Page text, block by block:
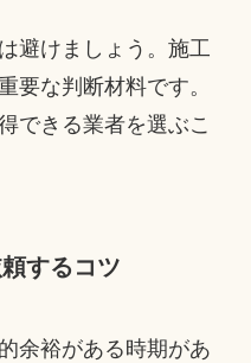
避けましょう。施工
要な判断材料です。
できる業者を選ぶこ
するコツ
余裕がある時期があ